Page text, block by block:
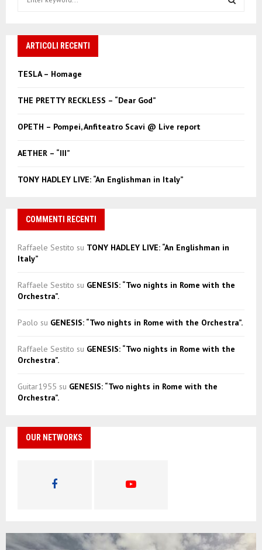
h
ARTICOLI RECENTI
TESLA – Homage
THE PRETTY RECKLESS – “Dear God”
OPETH – Pompei, Anfiteatro Scavi @ Live report
AETHER – “III”
TONY HADLEY LIVE: “An Englishman in Italy”
COMMENTI RECENTI
Raffaele Sestito su TONY HADLEY LIVE: “An Englishman in
Italy”
Raffaele Sestito su GENESIS: “Two nights in Rome with the
Orchestra”.
Paolo su GENESIS: “Two nights in Rome with the Orchestra”.
Raffaele Sestito su GENESIS: “Two nights in Rome with the
Orchestra”.
Guitar1955 su GENESIS: “Two nights in Rome with the
Orchestra”.
OUR NETWORKS